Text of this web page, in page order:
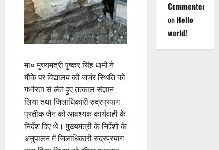
मा० मुख्यमंत्री पुष्कर सिंह धामी ने
मौके पर विद्यालय की जर्जर स्थिति को
गंभीरता से लेते हुए तत्काल संज्ञान
लिया तथा जिलाधिकारी रुद्रप्रयाग
प्रतीक जैन को आवश्यक कार्यवाही के
निर्देश दिए थे। मुख्यमंत्री के निर्देशों के
अनुपालन में जिलाधिकारी रुद्रप्रयाग
Commenter
on Hello
world!